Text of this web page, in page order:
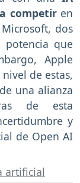
competiren
dos
potencia que
Apple
de estas,
una alianza
de esta
y
de Open AI
artificial